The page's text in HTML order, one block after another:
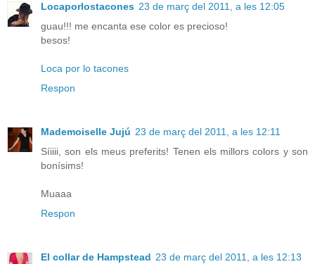
Locaporlostacones 23 de març del 2011, a les 12:05
guau!!! me encanta ese color es precioso!
besos!
Loca por lo tacones
Respon
Mademoiselle Jujú 23 de març del 2011, a les 12:11
Síiiii, son els meus preferits! Tenen els millors colors y son
bonísims!
Muaaa
Respon
El collar de Hampstead 23 de març del 2011, a les 12:13